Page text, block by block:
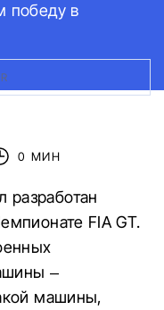
победу в
0 МИН
разработан
FIA GT.
–
машины,